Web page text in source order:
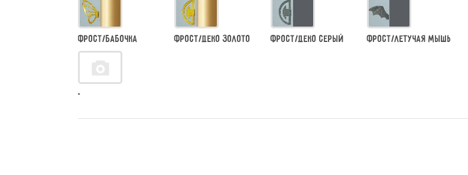
Фрост/Бабочка Фрост/Деко золото Фрост/Деко серый Фрост/Летучая мышь
-